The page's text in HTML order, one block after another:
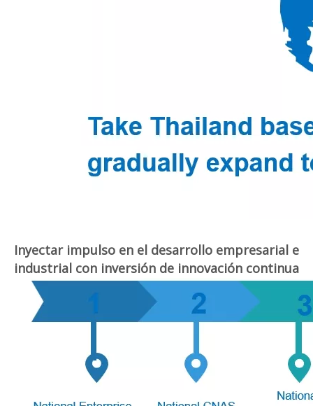
Inyectar impulso en el desarrollo empresarial e
industrial con inversión de innovación continua